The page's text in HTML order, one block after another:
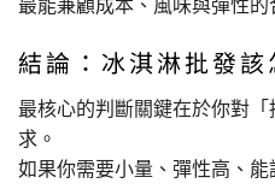
結論：冰淇淋批發該
最核心的判斷關鍵在於你對
求。
如果你需要小量、彈性高、